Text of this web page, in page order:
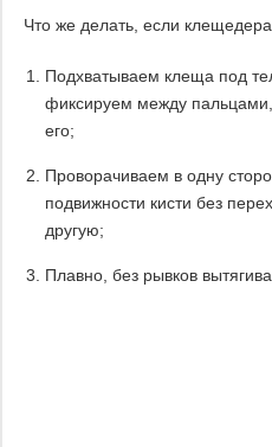
Что же делать, если
Подхватываем клеща под
фиксируем между
его;
Проворачиваем в одну
подвижности кисти без
другую;
Плавно, без рывков